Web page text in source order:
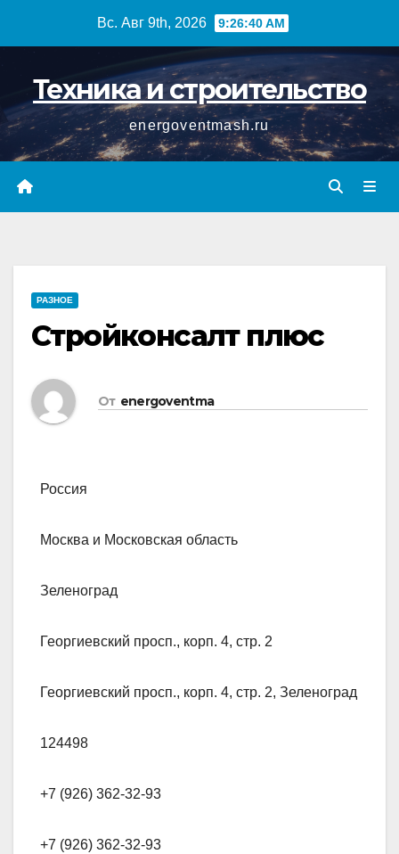
Вс. Авг 9th, 2026 9:26:40 AM
Техника и строительство
energoventmash.ru
РАЗНОЕ
Стройконсалт плюс
От energoventma
Россия
Москва и Московская область
Зеленоград
Георгиевский просп., корп. 4, стр. 2
Георгиевский просп., корп. 4, стр. 2, Зеленоград
124498
+7 (926) 362-32-93
+7 (926) 362-32-93